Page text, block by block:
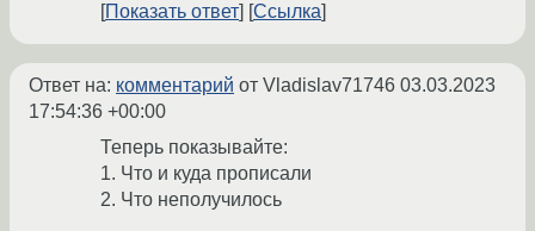
Показать ответ Ссылка
Ответ на: комментарий от Vladislav71746 03.03.2023
17:54:36 +00:00
Теперь показывайте:
1. Что и куда прописали
2. Что неполучилось